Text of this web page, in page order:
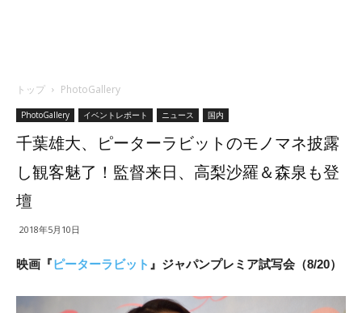
トップ PhotoGallery
PhotoGallery イベントレポート ニュース 国内
千葉雄大、ピーターラビットのモノマネ披露
し観客魅了！監督来日、高梨沙羅＆森泉も登
壇
2018年5月10日
映画『ピーターラビット 』ジャパンプレミア試写会（8/20）